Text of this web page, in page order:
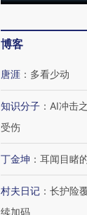
博客
唐涯 ： 多看少动
知识分子 ： AI冲击
受伤
丁金坤 ： 耳闻目睹
村夫日记 ： 长护险
续加码